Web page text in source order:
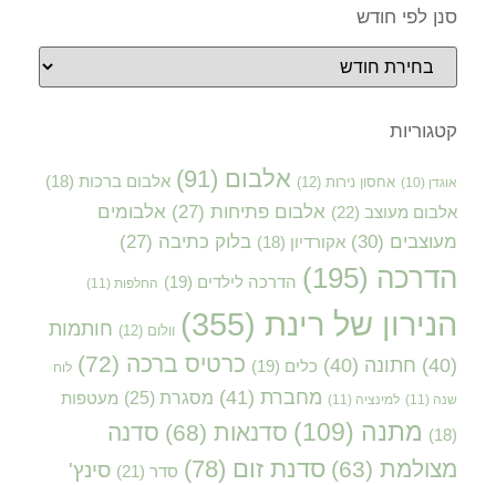
סנן לפי חודש
קטגוריות
אוגדן (10) אחסון נירות (12) אלבום (91) אלבום ברכות (18)
אלבום מעוצב (22) אלבום פתיחות (27)
אלבומים
מעוצבים (30) אקורדיון (18) בלוק כתיבה (27)
הדרכה (195) הדרכה לילדים (19) החלפות (11)
הנירון של רינת (355) וולום (12)
חותמות
(40)
חתונה (40) כלים (19) כרטיס ברכה (72) לוח
שנה (11) למינציה (11) מחברת (41) מסגרת (25) מעטפות
(18) מתנה (109) סדנאות (68)
סדנה
מצולמת (63) סדנת זום (78) סדר (21)
סינץ'